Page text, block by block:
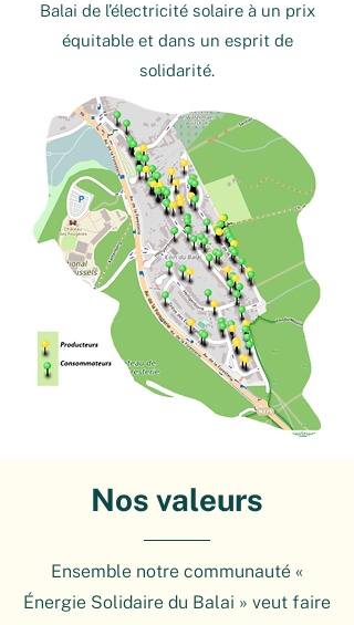
Balai de l’électricité solaire à un prix
équitable et dans un esprit de
solidarité.
Nos valeurs
Ensemble notre communauté «
Énergie Solidaire du Balai » veut faire